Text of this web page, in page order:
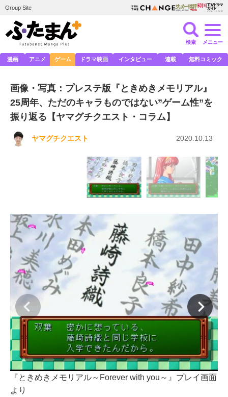
Group Site
検索 メニュー
漫画 アニメ ゲーム ドラマ映画 インタビュー 連載 無料コミック
画像・写真：プレステ版『ときめきメモリアル』
25周年、ただのキャラものではない”ゲーム性”を
振り返る【ヤマグチクエスト・コラム】
ヤマグチクエスト 2020.10.13
『ときめきメモリアル～Forever with you～』プレイ画面
より